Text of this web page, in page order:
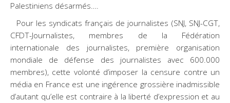
Palestiniens désarmés….
Pour les syndicats français de journalistes (SNJ, SNJ-CGT,
CFDT-Journalistes, membres de la Fédération
internationale des journalistes, première organisation
mondiale de défense des journalistes avec 600.000
membres), cette volonté d’imposer la censure contre un
média en France est une ingérence grossière inadmissible
d’autant qu’elle est contraire à la liberté d’expression et au